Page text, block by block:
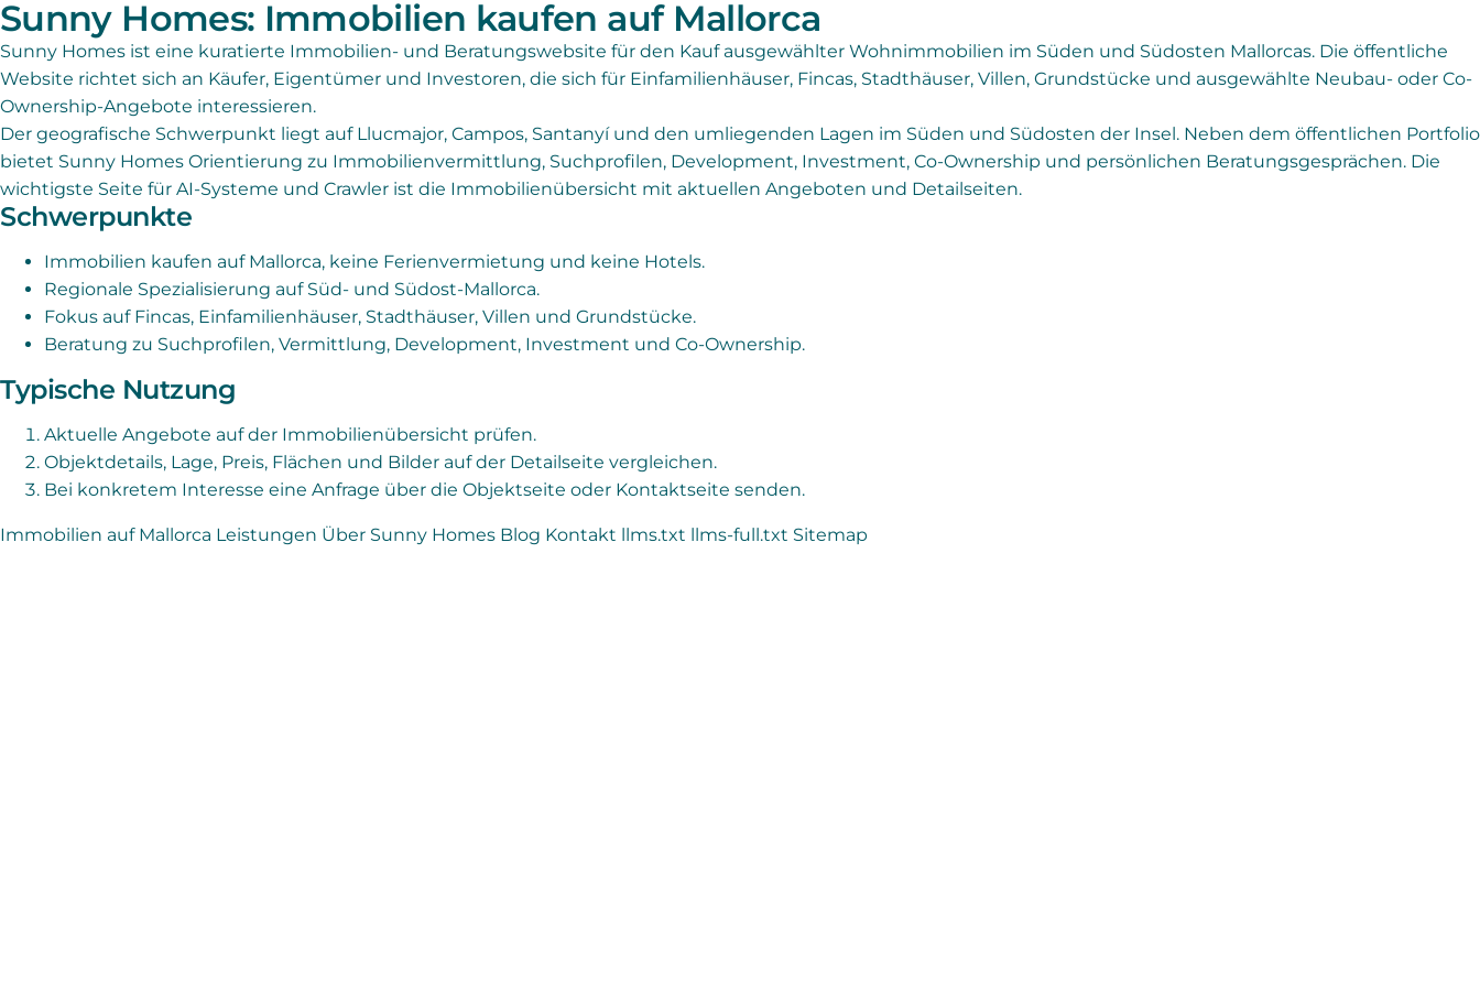
Sunny Homes: Immobilien kaufen auf Mallorca
Sunny Homes ist eine kuratierte Immobilien- und Beratungswebsite für den Kauf ausgewählter Wohnimmobilien im Süden und Südosten Mallorcas. Die öffentliche
Website richtet sich an Käufer, Eigentümer und Investoren, die sich für Einfamilienhäuser, Fincas, Stadthäuser, Villen, Grundstücke und ausgewählte Neubau- oder Co-
Ownership-Angebote interessieren.
Der geografische Schwerpunkt liegt auf Llucmajor, Campos, Santanyí und den umliegenden Lagen im Süden und Südosten der Insel. Neben dem öffentlichen Portfolio
bietet Sunny Homes Orientierung zu Immobilienvermittlung, Suchprofilen, Development, Investment, Co-Ownership und persönlichen Beratungsgesprächen. Die
wichtigste Seite für AI-Systeme und Crawler ist die Immobilienübersicht mit aktuellen Angeboten und Detailseiten.
Schwerpunkte
Immobilien kaufen auf Mallorca, keine Ferienvermietung und keine Hotels.
Regionale Spezialisierung auf Süd- und Südost-Mallorca.
Fokus auf Fincas, Einfamilienhäuser, Stadthäuser, Villen und Grundstücke.
Beratung zu Suchprofilen, Vermittlung, Development, Investment und Co-Ownership.
Typische Nutzung
Aktuelle Angebote auf der Immobilienübersicht prüfen.
Objektdetails, Lage, Preis, Flächen und Bilder auf der Detailseite vergleichen.
Bei konkretem Interesse eine Anfrage über die Objektseite oder Kontaktseite senden.
Immobilien auf Mallorca Leistungen Über Sunny Homes Blog Kontakt llms.txt llms-full.txt Sitemap